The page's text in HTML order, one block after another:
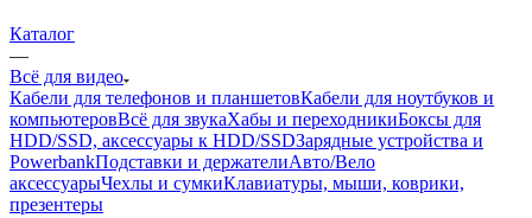
Каталог
—
Всё для видео
Кабели для телефонов и планшетовКабели для ноутбуков и
компьютеровВсё для звукаХабы и переходникиБоксы для
HDD/SSD, аксессуары к HDD/SSDЗарядные устройства и
PowerbankПодставки и держателиАвто/Вело
аксессуарыЧехлы и сумкиКлавиатуры, мыши, коврики,
презентеры